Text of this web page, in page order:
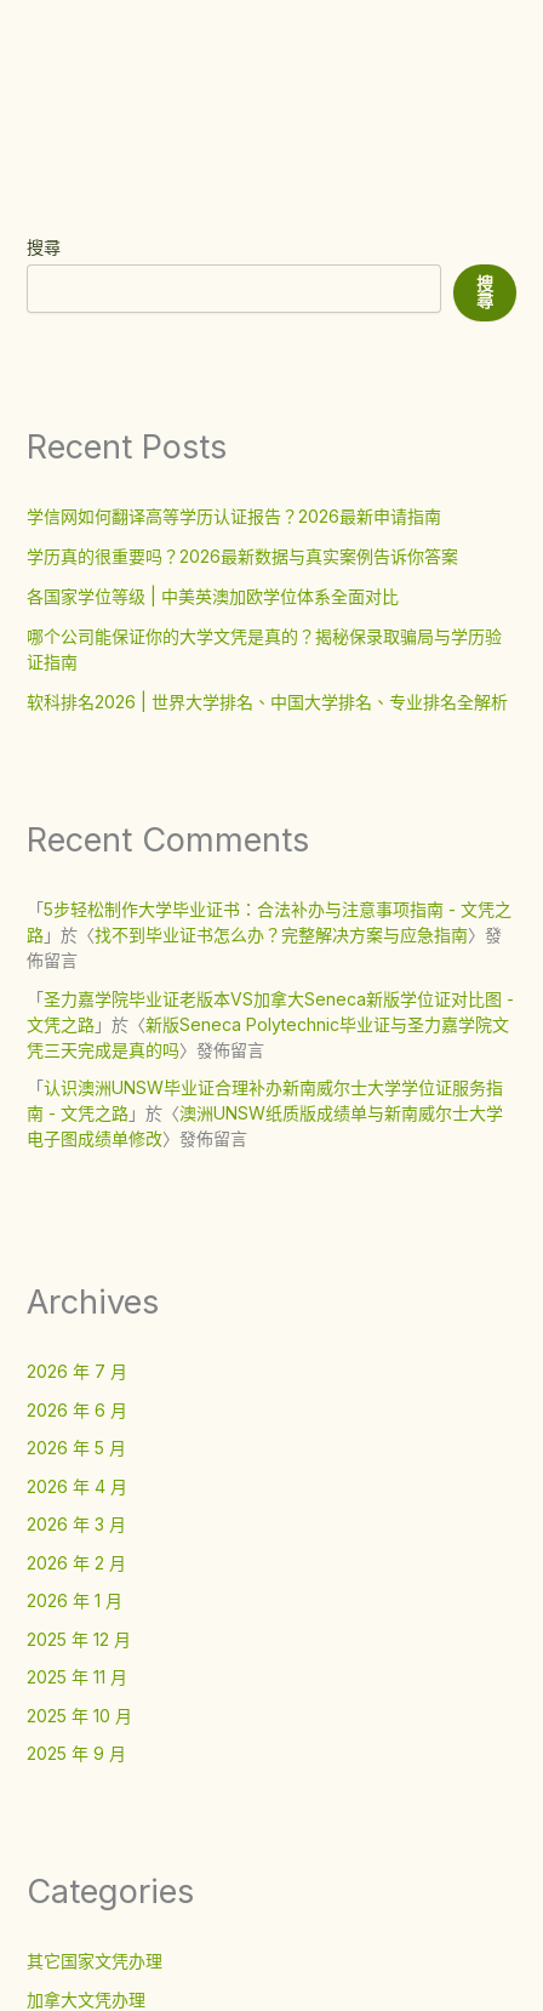
搜尋
搜
尋
Recent Posts
学信网如何翻译高等学历认证报告？2026最新申请指南
学历真的很重要吗？2026最新数据与真实案例告诉你答案
各国家学位等级 | 中美英澳加欧学位体系全面对比
哪个公司能保证你的大学文凭是真的？揭秘保录取骗局与学历验
证指南
软科排名2026 | 世界大学排名、中国大学排名、专业排名全解析
Recent Comments
「5步轻松制作大学毕业证书：合法补办与注意事项指南 - 文凭之
路」於〈找不到毕业证书怎么办？完整解决方案与应急指南〉發
佈留言
「圣力嘉学院毕业证老版本VS加拿大Seneca新版学位证对比图 -
文凭之路」於〈新版Seneca Polytechnic毕业证与圣力嘉学院文
凭三天完成是真的吗〉發佈留言
「认识澳洲UNSW毕业证合理补办新南威尔士大学学位证服务指
南 - 文凭之路」於〈澳洲UNSW纸质版成绩单与新南威尔士大学
电子图成绩单修改〉發佈留言
Archives
2026 年 7 月
2026 年 6 月
2026 年 5 月
2026 年 4 月
2026 年 3 月
2026 年 2 月
2026 年 1 月
2025 年 12 月
2025 年 11 月
2025 年 10 月
2025 年 9 月
Categories
其它国家文凭办理
加拿大文凭办理